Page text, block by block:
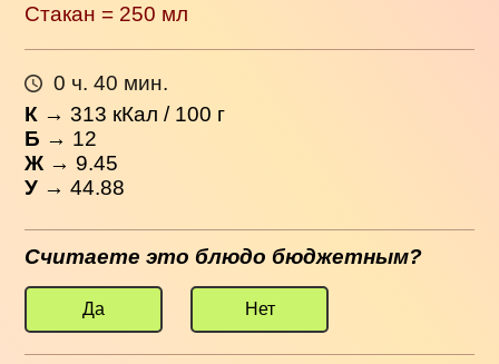
Стакан = 250 мл
0 ч. 40 мин.
К →313 кКал / 100 г
Б → 12
Ж → 9.45
У → 44.88
Считаете это блюдо бюджетным?
Да Нет